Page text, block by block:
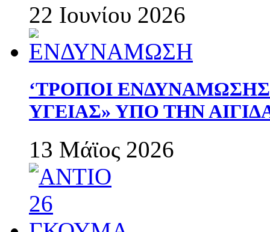
22 Ιουνίου 2026
‘ΤΡΟΠΟΙ
ΥΓΕΙΑΣ» ΥΠΟ ΤΗΝ
13 Μάϊος 2026